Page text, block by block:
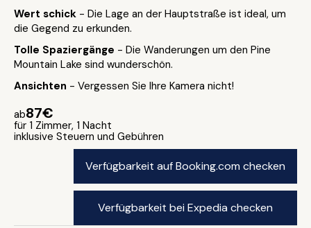
Wert schick - Die Lage an der Hauptstraße ist ideal, um
die Gegend zu erkunden.
Tolle Spaziergänge - Die Wanderungen um den Pine
Mountain Lake sind wunderschön.
Ansichten - Vergessen Sie Ihre Kamera nicht!
ab87€
für 1 Zimmer, 1 Nacht
inklusive Steuern und Gebühren
Verfügbarkeit auf Booking.com checken
Verfügbarkeit bei Expedia checken